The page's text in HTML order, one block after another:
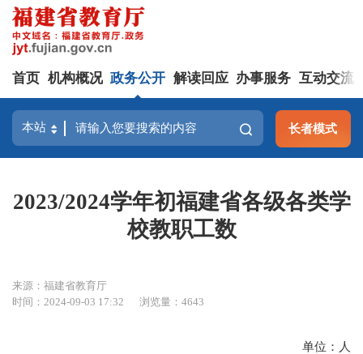
首页 机构概况 政务公开 解读回应 办事服务 互动交流
长者模式
2023/2024学年初福建省各级各类学
校教职工数
来源：福建省教育厅
时间：2024-09-03 17:32
浏览量：4643
单位：人